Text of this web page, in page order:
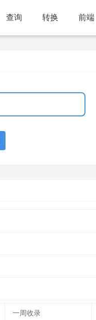
查询 转换 前端
一周收录